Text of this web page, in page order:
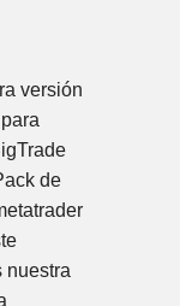
versión
de
nuestra